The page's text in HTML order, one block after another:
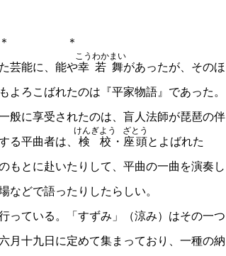
＊
芸能に、能や幸若舞
こうわかまい
があったが、そのほ
ろこばれたのは『平家物語』であった。
般に享受されたのは、盲人法師が琵琶の伴
る平曲者は、 検校
けんぎよう
・ 座頭
ざとう
とよばれた
もとに赴いたりして、平曲の一曲を演奏し
などで語ったりしたらしい。
ている。「すずみ」（涼み）はその一つ
月十九日に定めて集まっており、一種の納